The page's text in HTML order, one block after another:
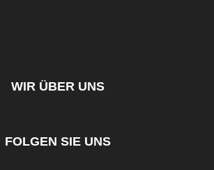
WIR ÜBER UNS
FOLGEN SIE UNS